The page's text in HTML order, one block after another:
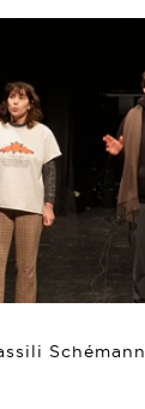
Schémann